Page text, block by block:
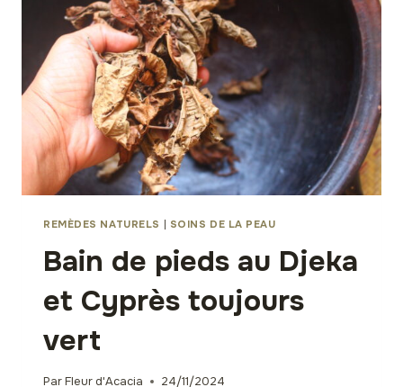
STRESS
ET
DÉPRESSION
(PARTIE
1)
REMÈDES NATURELS SOINS DE LA PEAU
Bain de pieds au Djeka
et Cyprès toujours
vert
ParFleur d'Acacia 24/11/2024